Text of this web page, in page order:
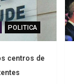
POLITICA
centros de